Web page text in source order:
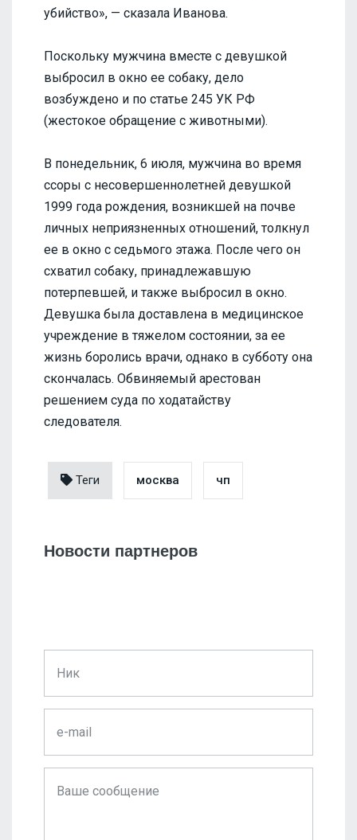
убийство», — сказала Иванова.
Поскольку мужчина вместе с девушкой
выбросил в окно ее собаку, дело
возбуждено и по статье 245 УК РФ
(жестокое обращение с животными).
В понедельник, 6 июля, мужчина во время
ссоры с несовершеннолетней девушкой
1999 года рождения, возникшей на почве
личных неприязненных отношений, толкнул
ее в окно с седьмого этажа. После чего он
схватил собаку, принадлежавшую
потерпевшей, и также выбросил в окно.
Девушка была доставлена в медицинское
учреждение в тяжелом состоянии, за ее
жизнь боролись врачи, однако в субботу она
скончалась. Обвиняемый арестован
решением суда по ходатайству
следователя.
Теги москва чп
Новости партнеров